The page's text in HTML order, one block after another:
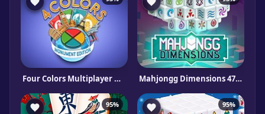
Four Colors Multiplayer Monument Edition Mahjongg Dimensions 470 seconds
95% 95%